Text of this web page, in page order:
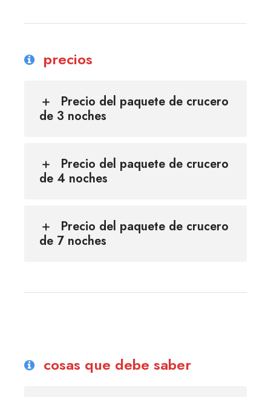
precios
Precio del paquete de crucero
de 3 noches
Precio del paquete de crucero
de 4 noches
Precio del paquete de crucero
de 7 noches
cosas que debe saber